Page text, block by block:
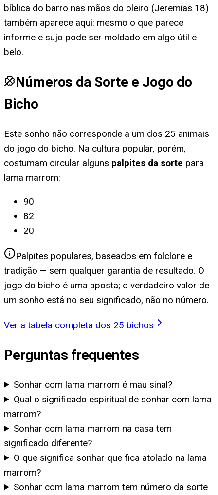
bíblica do barro nas mãos do oleiro (Jeremias 18)
também aparece aqui: mesmo o que parece
informe e sujo pode ser moldado em algo útil e
belo.
Números da Sorte e Jogo do
Bicho
Este sonho não corresponde a um dos 25 animais
do jogo do bicho. Na cultura popular, porém,
costumam circular alguns palpites da sorte para
lama marrom:
90
82
20
Palpites populares, baseados em folclore e
tradição — sem qualquer garantia de resultado. O
jogo do bicho é uma aposta; o verdadeiro valor de
um sonho está no seu significado, não no número.
Ver a tabela completa dos 25 bichos
Perguntas frequentes
Sonhar com lama marrom é mau sinal?
Qual o significado espiritual de sonhar com lama
marrom?
Sonhar com lama marrom na casa tem
significado diferente?
O que significa sonhar que fica atolado na lama
marrom?
Sonhar com lama marrom tem número da sorte